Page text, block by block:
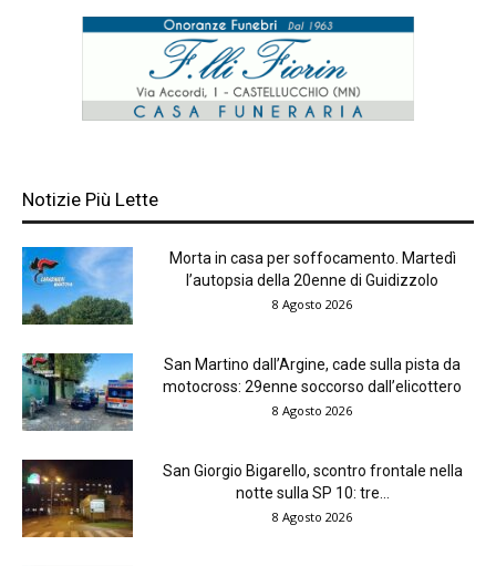
Notizie Più Lette
Morta in casa per soffocamento. Martedì
l’autopsia della 20enne di Guidizzolo
8 Agosto 2026
San Martino dall’Argine, cade sulla pista da
motocross: 29enne soccorso dall’elicottero
8 Agosto 2026
San Giorgio Bigarello, scontro frontale nella
notte sulla SP 10: tre...
8 Agosto 2026